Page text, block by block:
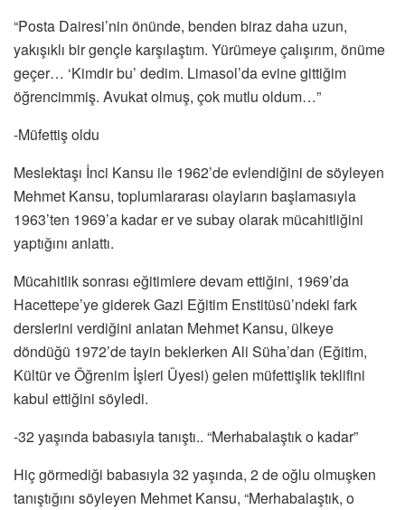
“Posta Dairesi’nin önünde, benden biraz daha uzun,
yakışıklı bir gençle karşılaştım. Yürümeye çalışırım, önüme
geçer… ‘Kimdir bu’ dedim. Limasol’da evine gittiğim
öğrencimmiş. Avukat olmuş, çok mutlu oldum…”
-Müfettiş oldu
Meslektaşı İnci Kansu ile 1962’de evlendiğini de söyleyen
Mehmet Kansu, toplumlararası olayların başlamasıyla
1963’ten 1969’a kadar er ve subay olarak mücahitliğini
yaptığını anlattı.
Mücahitlik sonrası eğitimlere devam ettiğini, 1969’da
Hacettepe’ye giderek Gazi Eğitim Enstitüsü’ndeki fark
derslerini verdiğini anlatan Mehmet Kansu, ülkeye
döndüğü 1972’de tayin beklerken Ali Süha’dan (Eğitim,
Kültür ve Öğrenim İşleri Üyesi) gelen müfettişlik teklifini
kabul ettiğini söyledi.
-32 yaşında babasıyla tanıştı.. “Merhabalaştık o kadar”
Hiç görmediği babasıyla 32 yaşında, 2 de oğlu olmuşken
tanıştığını söyleyen Mehmet Kansu, “Merhabalaştık, o